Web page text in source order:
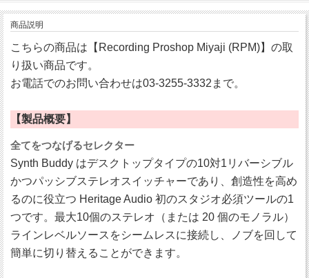
商品説明
こちらの商品は【Recording Proshop Miyaji (RPM)】の取
り扱い商品です。
お電話でのお問い合わせは03-3255-3332まで。
【製品概要】
全てをつなげるセレクター
Synth Buddy はデスクトップタイプの10対1リバーシブル
かつパッシブステレオスイッチャーであり、創造性を高め
るのに役立つ Heritage Audio 初のスタジオ必須ツールの1
つです。最大10個のステレオ（または 20 個のモノラル）
ラインレベルソースをシームレスに接続し、ノブを回して
簡単に切り替えることができます。